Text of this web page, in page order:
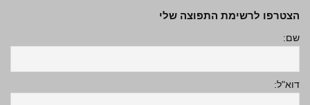
הצטרפו לרשימת התפוצה שלי
שם:
דוא"ל: